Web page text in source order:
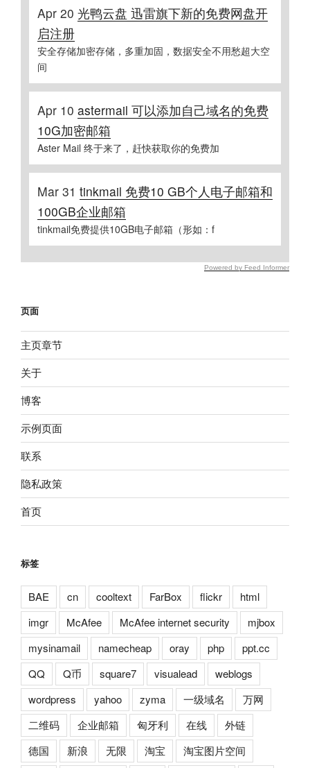
Apr 20 光鸭云盘 迅雷旗下新的免费网盘开
启注册
安全存储加密存储，多重加固，数据安全不用愁超大空
间
Apr 10 astermail 可以添加自己域名的免费
10G加密邮箱
Aster Mail 终于来了，赶快获取你的免费加
Mar 31 tinkmail 免费10 GB个人电子邮箱和
100GB企业邮箱
tinkmail免费提供10GB电子邮箱（形如：f
Powered by Feed Informer
页面
主页章节
关于
博客
示例页面
联系
隐私政策
首页
标签
BAE cn cooltext FarBox flickr
html
imgr
McAfee McAfee internet security
mjbox
mysinamail
namecheap oray php
ppt.cc
QQ
Q币 square7 visualead
weblogs
wordpress
yahoo zyma 一级域名
万网
二维码
企业邮箱 匈牙利 在线
外链
德国
新浪 无限 淘宝
淘宝图片空间